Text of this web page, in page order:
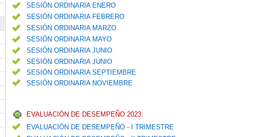
SESIÓN ORDINARIA ENERO
SESIÓN ORDINARIA FEBRERO
SESIÓN ORDINARIA MARZO
SESIÓN ORDINARIA MAYO
SESIÓN ORDINARIA JUNIO
SESIÓN ORDINARIA JUNIO
SESIÓN ORDINARIA SEPTIEMBRE
SESIÓN ORDINARIA NOVIEMBRE
EVALUACIÓN DE DESEMPEÑO 2023:
EVALUACIÓN DE DESEMPEÑO - I TRIMESTRE